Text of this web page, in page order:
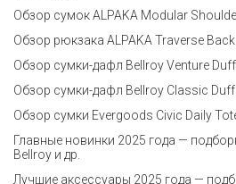
Обзор сумок ALPAKA Modular
Обзор рюкзака ALPAKA Traverse
Обзор сумки-дафл Bellroy Venture
Обзор сумки-дафл Bellroy Classic
Обзор сумки Evergoods Civic Daily Tote
Главные новинки 2025 года —
Bellroy и др.
Лучшие аксессуары 2025 года —